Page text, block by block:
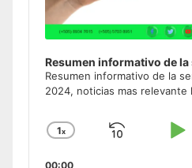
Resumen informativo de la
Resumen informativo de la
2024, noticias mas relevante
Change
1x
Skip
00:00